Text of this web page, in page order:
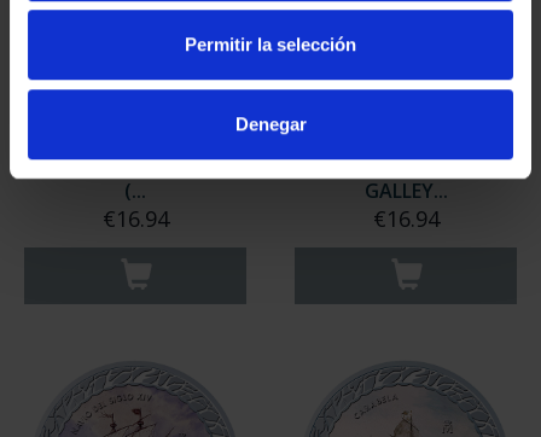
Permitir la selección
Denegar
NAVIGATION - SPANISH
IRONCLAD NUMANCIA
(...
€16.94
CENTURY SPANISH
GALLEY...
€16.94